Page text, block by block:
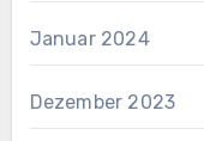
Januar 2024
Dezember 2023